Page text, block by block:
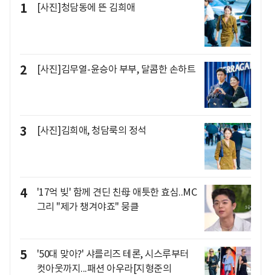
1 [사진]청담동에 뜬 김희애
2 [사진]김무열-윤승아 부부, 달콤한 손하트
3 [사진]김희애, 청담룩의 정석
4
'17억 빚' 함께 견딘 친母 애틋한 효심..MC
그리 "제가 챙겨야죠" 뭉클
5
'50대 맞아?' 샤를리즈 테론, 시스루부터
컷아웃까지...패션 아우라[지형준의